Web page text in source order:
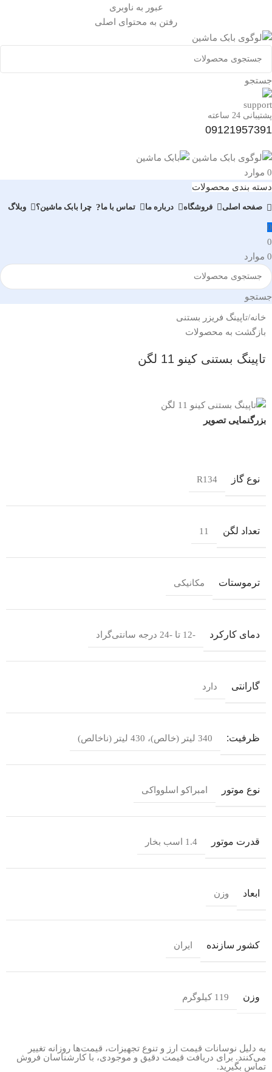
عبور به ناوبری
رفتن به محتوای اصلی
جستجو
پشتیبانی 24 ساعته
09121957391
0 موارد
دسته بندی محصولات
صفحه اصلی فروشگاه درباره ما تماس با ما چرا بابک ماشین؟ وبلاگ
0
0
0 موارد
جستجو
خانه/تاپینگ فریزر بستنی
بازگشت به محصولات
تاپینگ بستنی کینو 11 لگن
بزرگنمایی تصویر
نوع گاز R134
تعداد لگن 11
ترموستات مکانیکی
دمای کارکرد -12 تا -24 درجه سانتی‌گراد
گارانتی دارد
ظرفیت: 340 لیتر (خالص)، 430 لیتر (ناخالص)
نوع موتور امبراکو اسلوواکی
قدرت موتور 1.4 اسب بخار
ابعاد وزن
کشور سازنده ایران
وزن 119 کیلوگرم
به دلیل نوسانات قیمت ارز و تنوع تجهیزات، قیمت‌ها روزانه تغییر
می‌کنند. برای دریافت قیمت دقیق و موجودی، با کارشناسان فروش
تماس بگیرید.